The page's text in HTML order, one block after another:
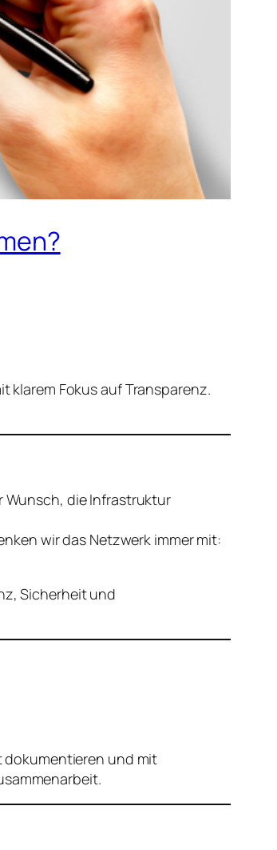
klarem Fokus auf Transparenz.
Wunsch, die Infrastruktur
wir das Netzwerk immer mit:
Sicherheit und
dokumentieren und mit